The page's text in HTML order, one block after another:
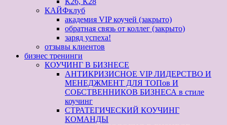
КАЙФклуб
академия VIP коучей (закрыто)
обратная связь от коллег (закрыто)
заряд успеха!
отзывы клиентов
бизнес тренинги
КОУЧИНГ В БИЗНЕСЕ
АНТИКРИЗИСНОЕ VIP ЛИДЕРСТВО И
МЕНЕДЖМЕНТ ДЛЯ ТОПов И
СОБСТВЕННИКОВ БИЗНЕСА в стиле
коучинг
СТРАТЕГИЧЕСКИЙ КОУЧИНГ
КОМАНДЫ